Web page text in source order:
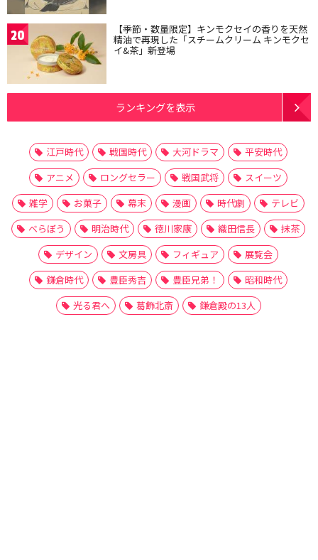
20 【季節・数量限定】キンモクセイの香りを天然
精油で再現した「スチームクリーム キンモクセ
イ&茶」新登場
ランキングを表示
江戸時代 戦国時代 大河ドラマ
平安時代
アニメ
ロングセラー 戦国武将
スイーツ
雑学
お菓子 幕末 漫画 時代劇
テレビ
べらぼう
明治時代 徳川家康 織田信長
抹茶
デザイン
文房具 フィギュア
展覧会
鎌倉時代
豊臣秀吉 豊臣兄弟！
昭和時代
光る君へ
葛飾北斎 鎌倉殿の13人